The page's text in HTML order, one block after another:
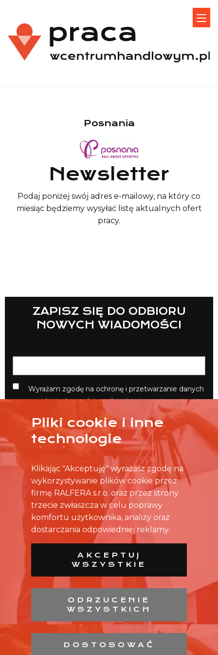
Posnania
Newsletter
Podaj poniżej swój adres e-mailowy, na który co
miesiąc będziemy wysyłać listę aktualnych ofert
pracy.
ZAPISZ SIĘ DO ODBIORU
NOWYCH WIADOMOŚCI
Wyrażam zgodę na ochronę i przetwarzanie danych
osobistych zgodnie z obowiązującymizasadami i
przepisami
OCHRONA DANYCH OSOBISTYCH
Pliki cookie i inne
technologie
Klikając "Akceptuję" wyrażasz zgodę na
wykorzystywanie plików cookie przez
firmę RALFERA s.r.o. oraz przez strony
trzecie zwłaszcza w celu poprawy
komfortu użytkownika, analizy oraz
dostarczania odpowiedniej reklamy.
AKCEPTUJ
WSZYSTKIE
ODRZUCENIE
WSZYSTKICH
DOSTOSOWAĆ